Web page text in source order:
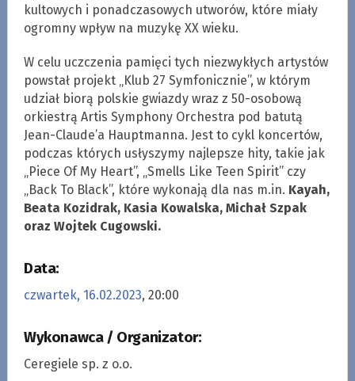
kultowych i ponadczasowych utworów, które miały
ogromny wpływ na muzykę XX wieku.
W celu uczczenia pamięci tych niezwykłych artystów
powstał projekt „Klub 27 Symfonicznie”, w którym
udział biorą polskie gwiazdy wraz z 50-osobową
orkiestrą Artis Symphony Orchestra pod batutą
Jean-Claude’a Hauptmanna. Jest to cykl koncertów,
podczas których usłyszymy najlepsze hity, takie jak
„Piece Of My Heart”, „Smells Like Teen Spirit” czy
„Back To Black”, które wykonają dla nas m.in. Kayah,
Beata Kozidrak, Kasia Kowalska, Michał Szpak
oraz Wojtek Cugowski.
Data:
czwartek, 16.02.2023, 20:00
Wykonawca / Organizator:
Ceregiele sp. z o.o.